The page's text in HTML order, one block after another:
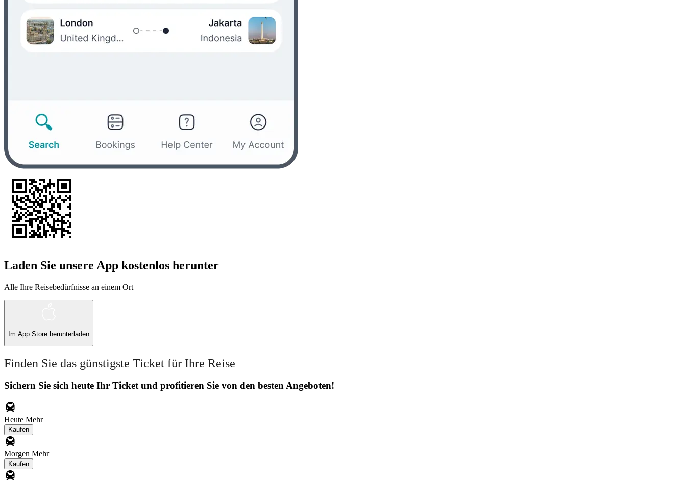
Laden Sie unsere App kostenlos herunter
Alle Ihre Reisebedürfnisse an einem Ort
Im App Store herunterladen
Finden Sie das günstigste Ticket für Ihre Reise
Sichern Sie sich heute Ihr Ticket und profitieren Sie von den besten Angeboten!
Heute Mehr
Kaufen
Morgen Mehr
Kaufen